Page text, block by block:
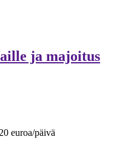
ja majoitus
euroa/päivä